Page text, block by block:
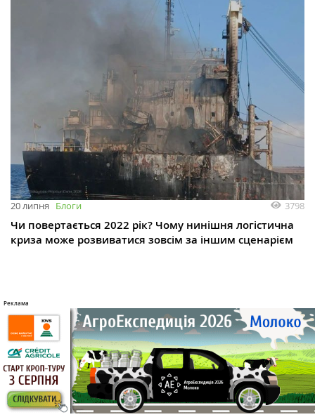
20 липня Блоги 3798
Чи повертається 2022 рік? Чому нинішня логістична
криза може розвиватися зовсім за іншим сценарієм